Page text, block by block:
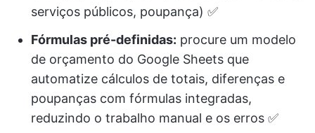
serviços públicos, poupança) ✅
Fórmulas pré-definidas: procure um modelo
de orçamento do Google Sheets que
automatize cálculos de totais, diferenças e
poupanças com fórmulas integradas,
reduzindo o trabalho manual e os erros ✅